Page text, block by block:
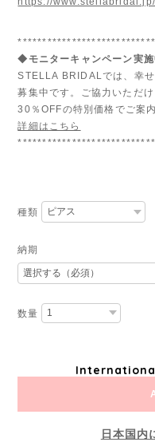
◆モニターキャンペーン実
STELLA BRIDALでは、幸
募集中です。ご協力いただ
30％OFFの特別価格でご案内
詳細はこちら
種類
納期
数量
日本国内